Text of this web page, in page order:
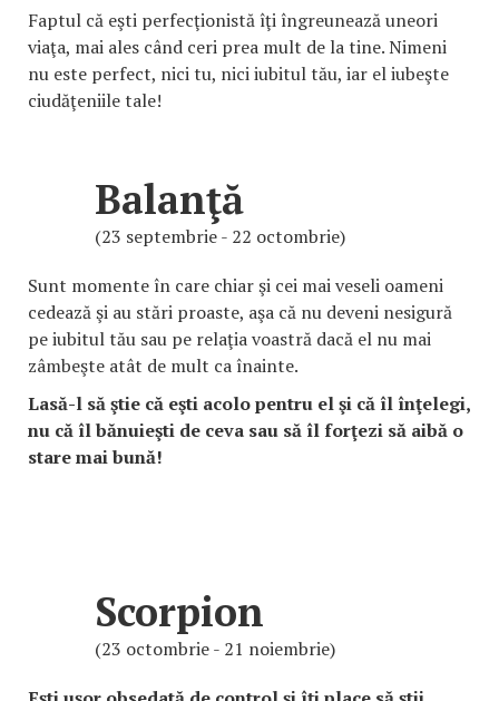
Faptul că eşti perfecţionistă îţi îngreunează uneori
viaţa, mai ales când ceri prea mult de la tine. Nimeni
nu este perfect, nici tu, nici iubitul tău, iar el iubeşte
ciudăţeniile tale!
Balanţă
(23 septembrie - 22 octombrie)
Sunt momente în care chiar şi cei mai veseli oameni
cedează şi au stări proaste, aşa că nu deveni nesigură
pe iubitul tău sau pe relaţia voastră dacă el nu mai
zâmbeşte atât de mult ca înainte.
Lasă-l să ştie că eşti acolo pentru el şi că îl înţelegi,
nu că îl bănuieşti de ceva sau să îl forţezi să aibă o
stare mai bună!
Scorpion
(23 octombrie - 21 noiembrie)